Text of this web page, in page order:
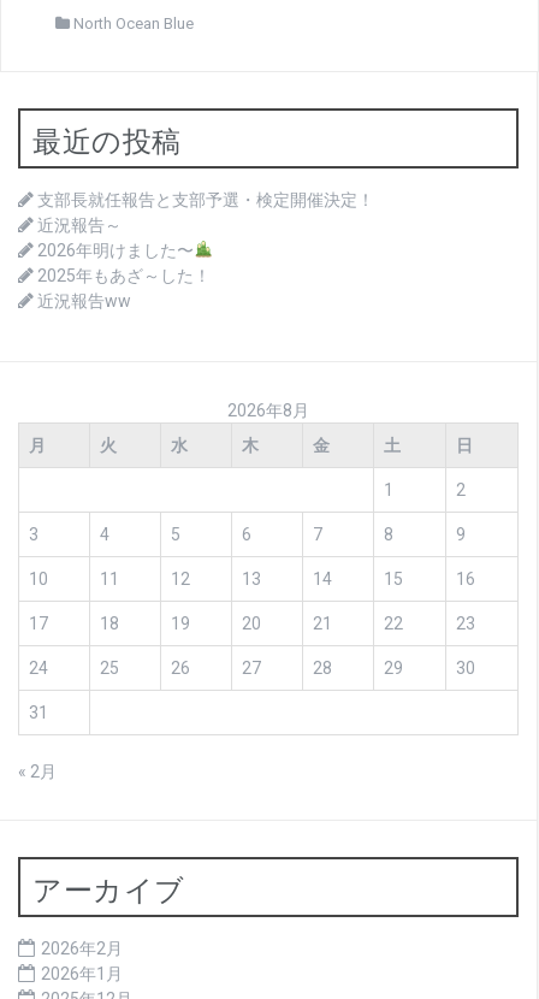
North Ocean Blue
最近の投稿
支部長就任報告と支部予選・検定開催決定！
近況報告～
2026年明けました〜
2025年もあざ～した！
近況報告ww
2026年8月
月
火 水 木 金 土 日
1 2
3 4 5 6 7 8 9
10 11 12 13 14 15 16
17 18 19 20 21 22 23
24 25 26 27 28 29 30
31
« 2月
アーカイブ
2026年2月
2026年1月